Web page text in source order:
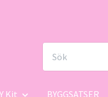
Kit BYGGSATSER